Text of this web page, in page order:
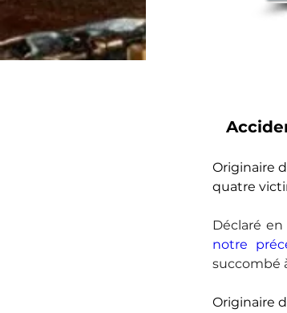
Originaire
quatre
Déclaré
notre
succombé
Originaire